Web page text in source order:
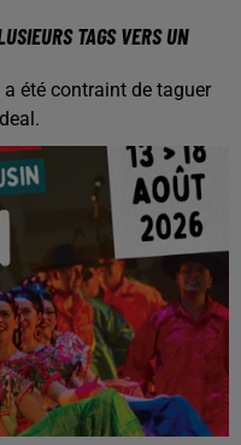
TAGS VERS UN
été contraint de taguer